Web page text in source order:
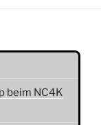
beim NC4K